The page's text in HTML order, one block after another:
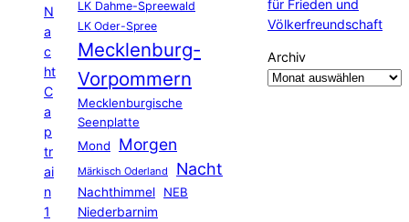
N
a
c
ht
C
a
p
tr
ai
n
1
LK Dahme-Spreewald
LK Oder-Spree
Mecklenburg-
Vorpommern
Mecklenburgische
Seenplatte
Mond
Morgen
Märkisch Oderland Nacht
Nachthimmel
NEB
Niederbarnim
für Frieden und
Völkerfreundschaft
Archiv